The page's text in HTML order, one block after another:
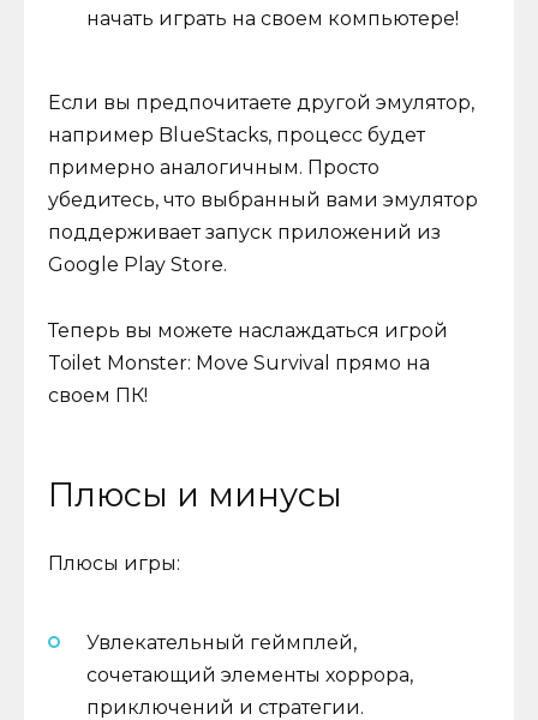
начать играть на своем компьютере!
Если вы предпочитаете другой эмулятор,
например BlueStacks, процесс будет
примерно аналогичным. Просто
убедитесь, что выбранный вами эмулятор
поддерживает запуск приложений из
Google Play Store.
Теперь вы можете наслаждаться игрой
Toilet Monster: Move Survival прямо на
своем ПК!
Плюсы и минусы
Плюсы игры:
Увлекательный геймплей,
сочетающий элементы хоррора,
приключений и стратегии.